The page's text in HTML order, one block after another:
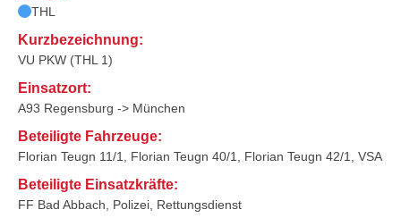
THL
Kurzbezeichnung:
VU PKW (THL 1)
Einsatzort:
A93 Regensburg -> München
Beteiligte Fahrzeuge:
Florian Teugn 11/1, Florian Teugn 40/1, Florian Teugn 42/1, VSA
Beteiligte Einsatzkräfte:
FF Bad Abbach, Polizei, Rettungsdienst